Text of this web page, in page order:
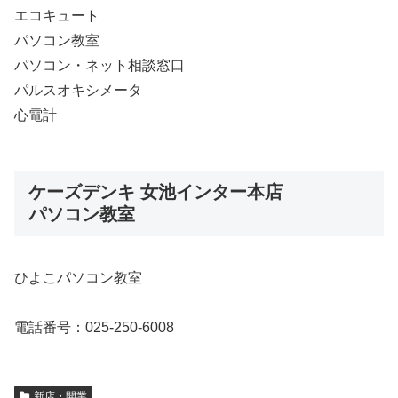
エコキュート
パソコン教室
パソコン・ネット相談窓口
パルスオキシメータ
心電計
ケーズデンキ 女池インター本店
パソコン教室
ひよこパソコン教室
電話番号：025-250-6008